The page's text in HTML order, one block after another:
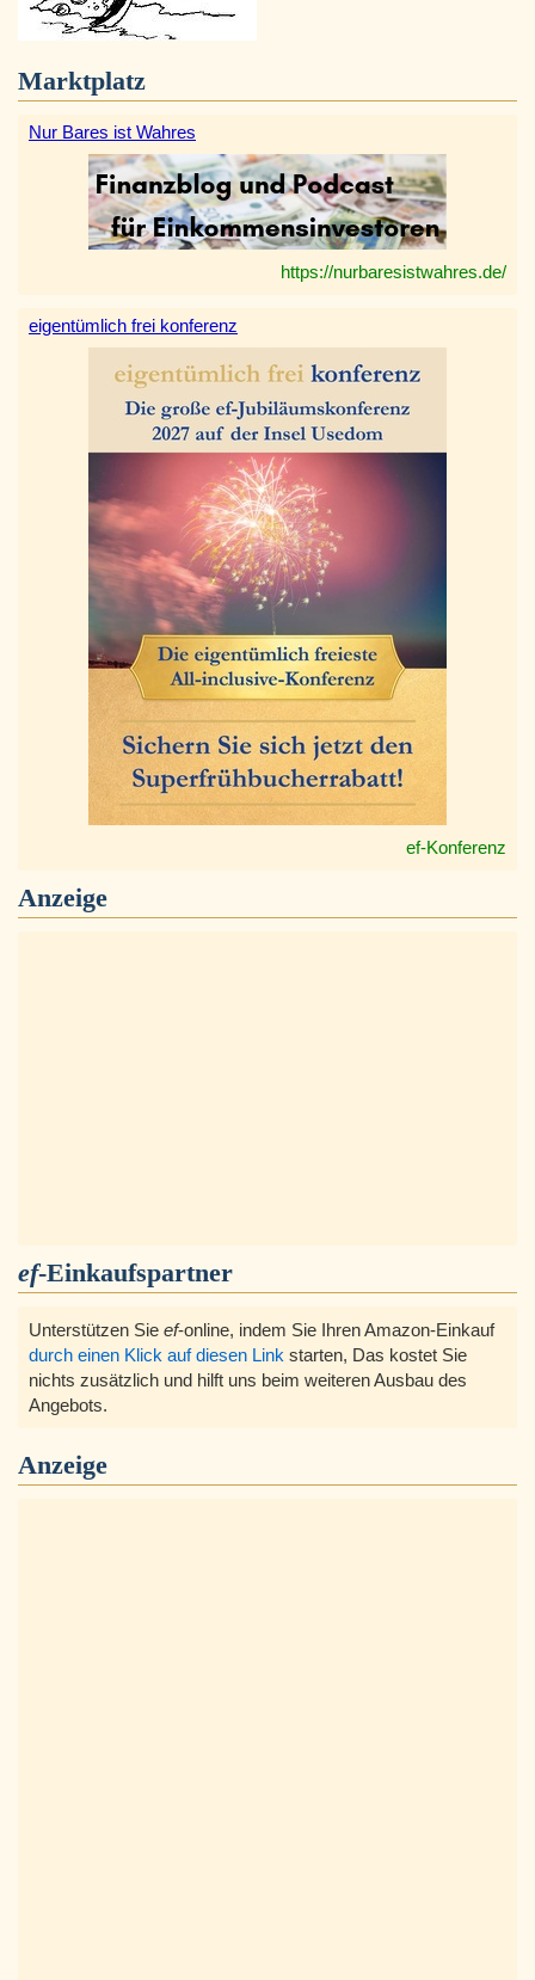
Marktplatz
Nur Bares ist Wahres
https://nurbaresistwahres.de/
eigentümlich frei konferenz
ef-Konferenz
Anzeige
ef-Einkaufspartner
Unterstützen Sie ef-online, indem Sie Ihren Amazon-Einkauf
durch einen Klick auf diesen Link starten, Das kostet Sie
nichts zusätzlich und hilft uns beim weiteren Ausbau des
Angebots.
Anzeige